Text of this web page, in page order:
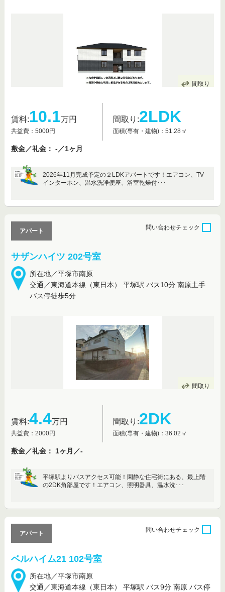
間取り
賃料:10.1万円
共益費：5000円
間取り:2LDK
面積(専有・建物)：51.28㎡
敷金／礼金： -／1ヶ月
2026年11月完成予定の２LDKアパートです！エアコン、TV
インターホン、温水洗浄便座、浴室乾燥付･･･
サザンハイツ 202号室
所在地／平塚市南原
交通／東海道本線（東日本） 平塚駅 バス10分 南原土手
バス停徒歩5分
アパート
問い合わせチェック
間取り
賃料:4.4万円
共益費：2000円
間取り:2DK
面積(専有・建物)：36.02㎡
敷金／礼金： 1ヶ月／-
平塚駅よりバスアクセス可能！閑静な住宅街にある、最上階
の2DK角部屋です！エアコン、照明器具、温水洗･･･
ベルハイム21 102号室
所在地／平塚市南原
交通／東海道本線（東日本） 平塚駅 バス9分 南原 バス停
アパート
問い合わせチェック